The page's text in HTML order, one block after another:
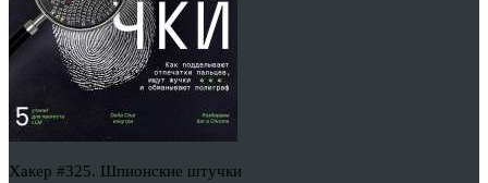
Хакер #325. Шпионские штучки